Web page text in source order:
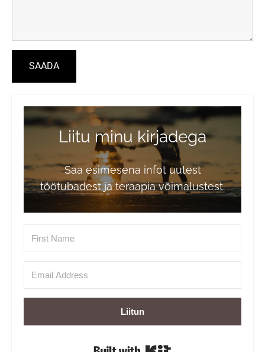
Liitu minu kirjadega
Saa esimesena infot uutest
töötubadest ja teraapia võimalustest.
Liitun